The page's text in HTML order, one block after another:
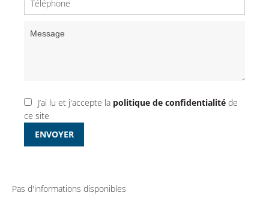
J’ai lu et j'accepte la politique de confidentialité de
ce site
ENVOYER
Pas d'informations disponibles